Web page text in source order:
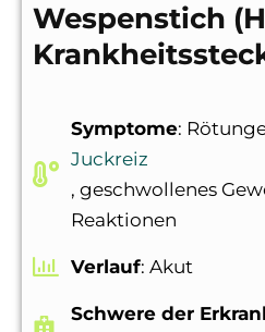
Wespenstich
Symptome:
Juckreiz
, geschwollenes
Reaktionen
Verlauf: Akut
Schwere der